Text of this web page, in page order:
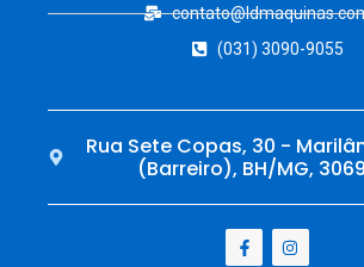
(031) 3090-9055
Rua Sete Copas, 30 -
(Barreiro), BH/MG,